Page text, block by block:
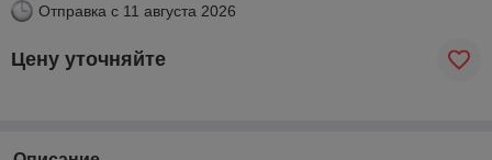
Отправка с 11 августа 2026
Цену уточняйте